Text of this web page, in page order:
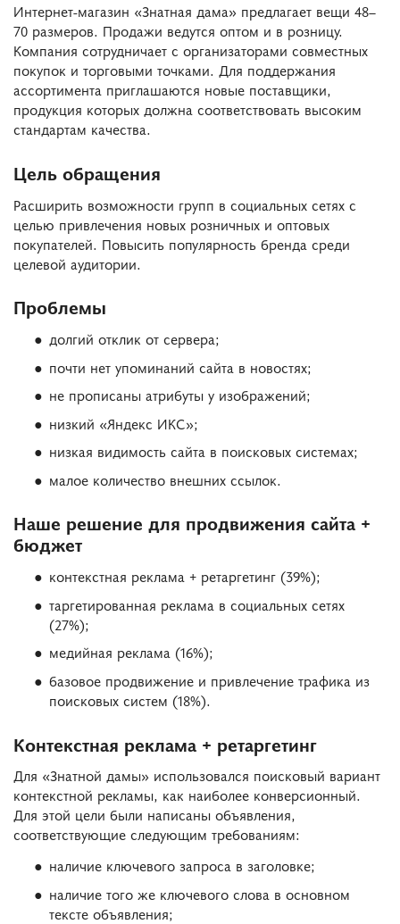
Интернет-магазин «Знатная дама» предлагает вещи 48–
70 размеров. Продажи ведутся оптом и в розницу.
Компания сотрудничает с организаторами совместных
покупок и торговыми точками. Для поддержания
ассортимента приглашаются новые поставщики,
продукция которых должна соответствовать высоким
стандартам качества.
Цель обращения
Расширить возможности групп в социальных сетях с
целью привлечения новых розничных и оптовых
покупателей. Повысить популярность бренда среди
целевой аудитории.
Проблемы
долгий отклик от сервера;
почти нет упоминаний сайта в новостях;
не прописаны атрибуты у изображений;
низкий «Яндекс ИКС»;
низкая видимость сайта в поисковых системах;
малое количество внешних ссылок.
Наше решение для продвижения сайта +
бюджет
контекстная реклама + ретаргетинг (39%);
таргетированная реклама в социальных сетях
(27%);
медийная реклама (16%);
базовое продвижение и привлечение трафика из
поисковых систем (18%).
Контекстная реклама + ретаргетинг
Для «Знатной дамы» использовался поисковый вариант
контекстной рекламы, как наиболее конверсионный.
Для этой цели были написаны объявления,
соответствующие следующим требованиям:
наличие ключевого запроса в заголовке;
наличие того же ключевого слова в основном
тексте объявления;